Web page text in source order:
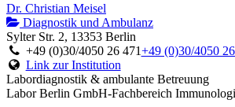
Dr. Christian Meisel
Diagnostik und Ambulanz
Sylter Str. 2, 13353 Berlin
+49 (0)30/4050 26 471+49 (0)30/4050
Link zur Institution
Labordiagnostik & ambulante Betreuung
Labor Berlin GmbH-Fachbereich